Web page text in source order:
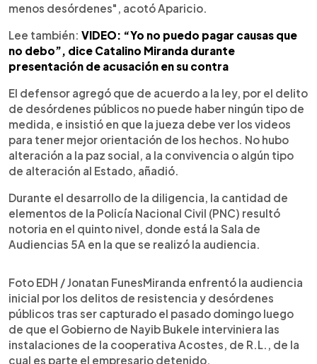
menos desórdenes", acotó Aparicio.
Lee también: VIDEO: “Yo no puedo pagar causas que
no debo”, dice Catalino Miranda durante
presentación de acusación en su contra
El defensor agregó que de acuerdo a la ley, por el delito
de desórdenes públicos no puede haber ningún tipo de
medida, e insistió en que la jueza debe ver los videos
para tener mejor orientación de los hechos. No hubo
alteración a la paz social, a la convivencia o algún tipo
de alteración al Estado, añadió.
Durante el desarrollo de la diligencia, la cantidad de
elementos de la Policía Nacional Civil (PNC) resultó
notoria en el quinto nivel, donde está la Sala de
Audiencias 5A en la que se realizó la audiencia.
Foto EDH / Jonatan FunesMiranda enfrentó la audiencia
inicial por los delitos de resistencia y desórdenes
públicos tras ser capturado el pasado domingo luego
de que el Gobierno de Nayib Bukele interviniera las
instalaciones de la cooperativa Acostes, de R.L., de la
cual es parte el empresario detenido.